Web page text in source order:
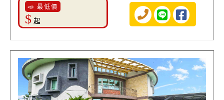
📣 最低價
$ 起